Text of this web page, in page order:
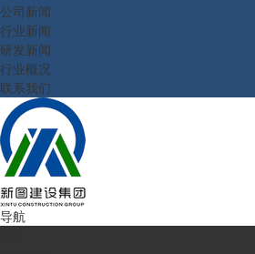
公司新闻
行业新闻
研发新闻
行业概况
联系我们
导航